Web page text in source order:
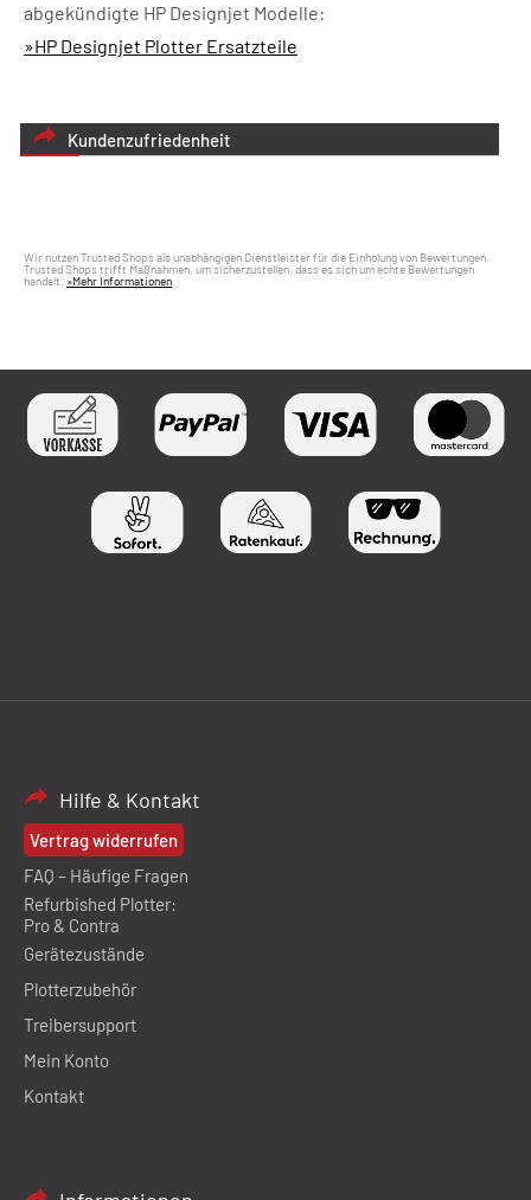
abgekündigte HP Designjet Modelle:
»HP Designjet Plotter Ersatzteile
Kundenzufriedenheit
Wir nutzen Trusted Shops als unabhängigen Dienstleister für die Einholung von Bewertungen.
Trusted Shops trifft Maßnahmen, um sicherzustellen, dass es sich um echte Bewertungen
handelt. »Mehr Informationen
Hilfe & Kontakt
Vertrag widerrufen
FAQ – Häufige Fragen
Refurbished Plotter:
Pro & Contra
Gerätezustände
Plotterzubehör
Treibersupport
Mein Konto
Kontakt